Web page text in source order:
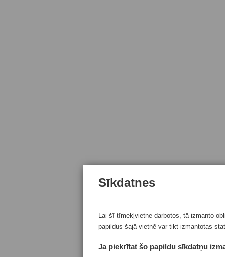
Sīkdatnes
Lai šī tīmekļvietne darbotos, tā izmanto
papildus šajā vietnē var tikt izmantotas
Ja piekrītat šo papildu sīkdatņu